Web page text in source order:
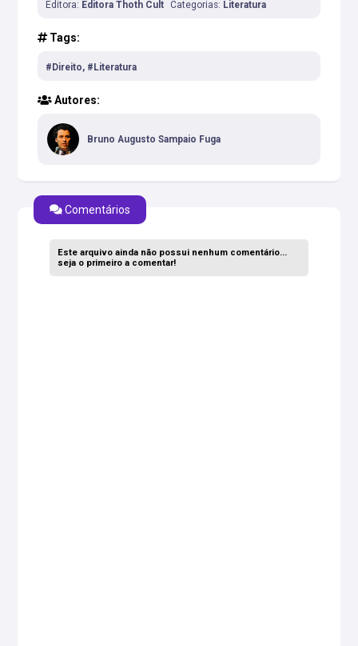
Editora: Editora Thoth Cult Categorias: Literatura
Tags:
#Direito, #Literatura
Autores:
Bruno Augusto Sampaio Fuga
Comentários
Este arquivo ainda não possui nenhum comentário...
seja o primeiro a comentar!